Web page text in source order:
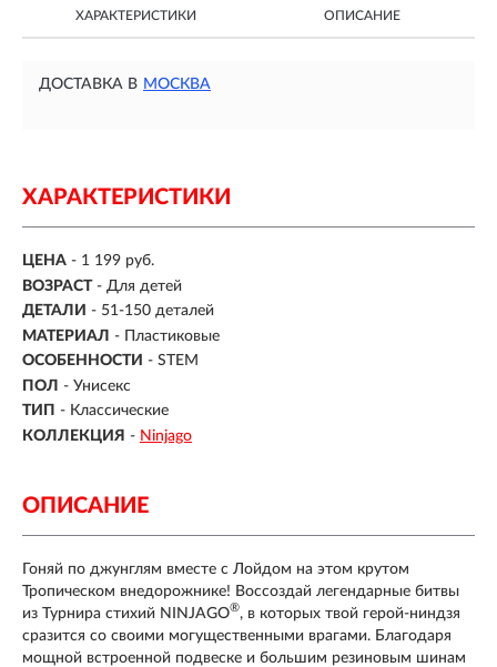
ХАРАКТЕРИСТИКИ ОПИСАНИЕ
ДОСТАВКА В МОСКВА
ХАРАКТЕРИСТИКИ
ЦЕНА - 1 199 руб.
ВОЗРАСТ - Для детей
ДЕТАЛИ - 51-150 деталей
МАТЕРИАЛ - Пластиковые
ОСОБЕННОСТИ - STEM
ПОЛ - Унисекс
ТИП - Классические
КОЛЛЕКЦИЯ - Ninjago
ОПИСАНИЕ
Гоняй по джунглям вместе с Лойдом на этом крутом
Тропическом внедорожнике! Воссоздай легендарные битвы
из Турнира стихий NINJAGO®, в которых твой герой-ниндзя
сразится со своими могущественными врагами. Благодаря
мощной встроенной подвеске и большим резиновым шинам